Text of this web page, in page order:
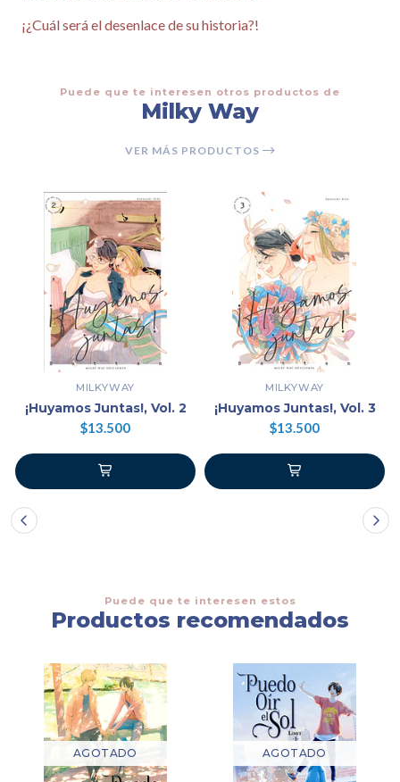
¡¿Cuál será el desenlace de su historia?!
Puede que te interesen otros productos de
Milky Way
VER MÁS PRODUCTOS
MILKYWAY
¡Huyamos Juntas!, Vol. 2
$13.500
MILKYWAY
¡Huyamos Juntas!, Vol. 3
$13.500
Puede que te interesen estos
Productos recomendados
AGOTADO AGOTADO